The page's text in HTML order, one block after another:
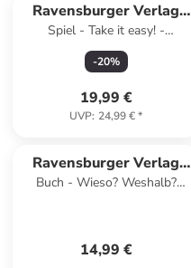
Ravensburger Verlag
GmbH
Spiel - Take it easy! -
Gesellschaftsspiel &
Brettspiel ab 10 Jahre
-20%
19,99 €
UVP: 24,99 €*
Ravensburger Verlag
GmbH
Buch - Wieso? Weshalb?
14,99 €